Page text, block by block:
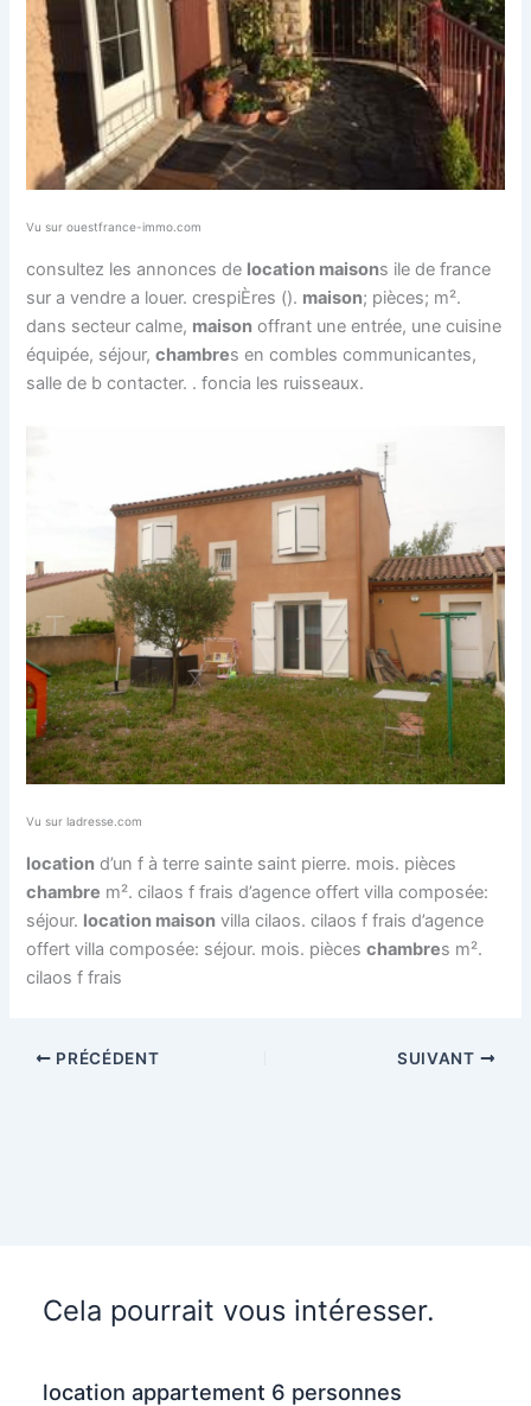
Vu sur ouestfrance-immo.com
consultez les annonces de location maisons ile de france
sur a vendre a louer. crespiÈres (). maison; pièces; m².
dans secteur calme, maison offrant une entrée, une cuisine
équipée, séjour,chambres en combles communicantes,
salle de b contacter. . foncia les ruisseaux.
Vu sur ladresse.com
location d’un f à terre sainte saint pierre. mois. pièces
chambre m². cilaos f frais d’agence offert villa composée:
séjour. location maison villa cilaos. cilaos f frais d’agence
offert villa composée: séjour. mois. pièceschambres m².
cilaos f frais
PRÉCÉDENT SUIVANT
Cela pourrait vous intéresser.
location appartement 6 personnes